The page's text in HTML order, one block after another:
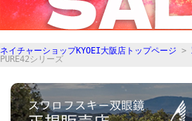
ネイチャーショップKYOEI大阪店トップページ >
PURE42シリーズ